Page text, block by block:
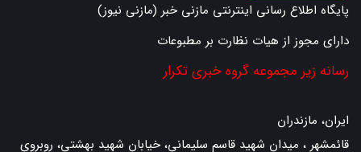
پایگاه اطلاع رسانی اینترنتی مازنی خبر (مازنی نیوز)
دارای مجوز از هیات نظارت بر مطبوعات
رسانه زیر مجموعه گروه خبری تکرار
ایران، مازندران
قائمشهر ، میدان شهید قاسم سلیمانی، خیابان شهید بهشتی، روبروی